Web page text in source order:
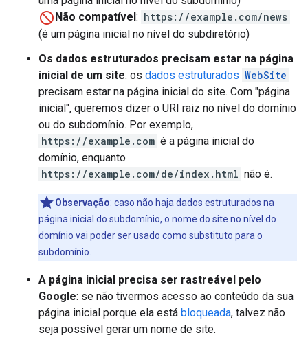
Não compatível: https://example.com/news
(é um página inicial no nível do subdiretório)
Os dados estruturados precisam estar na página
inicial de um site: os dados estruturados WebSite
precisam estar na página inicial do site. Com "página
inicial", queremos dizer o URI raiz no nível do domínio
ou do subdomínio. Por exemplo,
https://example.com é a página inicial do
domínio, enquanto
https://example.com/de/index.html não é.
Observação: caso não haja dados estruturados na
página inicial do subdomínio, o nome do site no nível do
domínio vai poder ser usado como substituto para o
subdomínio.
A página inicial precisa ser rastreável pelo
Google: se não tivermos acesso ao conteúdo da sua
página inicial porque ela está bloqueada, talvez não
seja possível gerar um nome de site.